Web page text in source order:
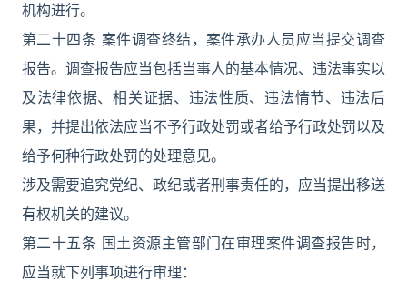
机构进行。
第二十四条 案件调查终结，案件承办人员应当提交调查
报告。调查报告应当包括当事人的基本情况、违法事实以
及法律依据、相关证据、违法性质、违法情节、违法后
果，并提出依法应当不予行政处罚或者给予行政处罚以及
给予何种行政处罚的处理意见。
涉及需要追究党纪、政纪或者刑事责任的，应当提出移送
有权机关的建议。
第二十五条 国土资源主管部门在审理案件调查报告时，
应当就下列事项进行审理：